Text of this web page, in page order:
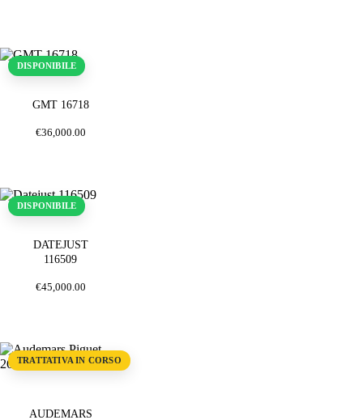
DISPONIBILE
GMT 16718
€36,000.00
DISPONIBILE
DATEJUST
116509
€45,000.00
TRATTATIVA IN CORSO
AUDEMARS